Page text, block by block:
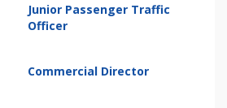
Junior Passenger Traffic
Officer
Commercial Director